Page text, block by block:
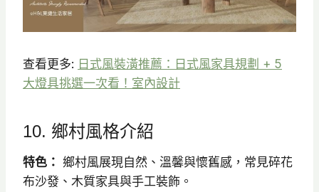
查看更多: 日式風裝潢推薦：日式風家具規劃 + 5
大燈具挑選一次看！室內設計
10. 鄉村風格介紹
特色： 鄉村風展現自然、溫馨與懷舊感，常見碎花
布沙發、木質家具與手工裝飾。